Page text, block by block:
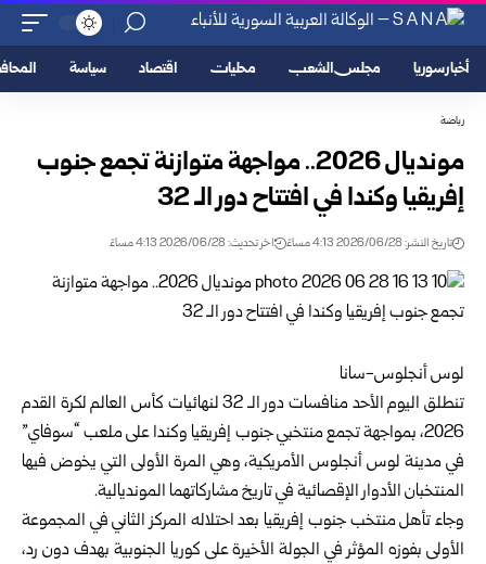
أخبار سوريا مجلس الشعب محليات اقتصاد سياسة
رياضة
مونديال 2026.. مواجهة متوازنة تجمع جنوب
إفريقيا وكندا في افتتاح دور الـ 32
تاريخ النشر: 2026/06/28 4:13 مساءً اخر تحديث: 2026/06/28 4:13 مساءً
لوس أنجلوس-سانا
تنطلق اليوم الأحد منافسات دور الـ 32 لنهائيات
كأس العالملكرة القدم
2026، بمواجهة تجمع منتخبي جنوب إفريقيا وكندا على ملعب “سوفاي”
في مدينة لوس أنجلوس الأمريكية، وهي المرة الأولى التي يخوض فيها
المنتخبان الأدوار الإقصائية في تاريخ مشاركاتهما المونديالية.
وجاء تأهل منتخب جنوب إفريقيا بعد احتلاله المركز الثاني في المجموعة
الأولى بفوزه المؤثر في الجولة الأخيرة على كوريا الجنوبية بهدف دون رد،